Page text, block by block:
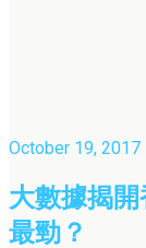
October 19, 2017
大數據揭
最勁？